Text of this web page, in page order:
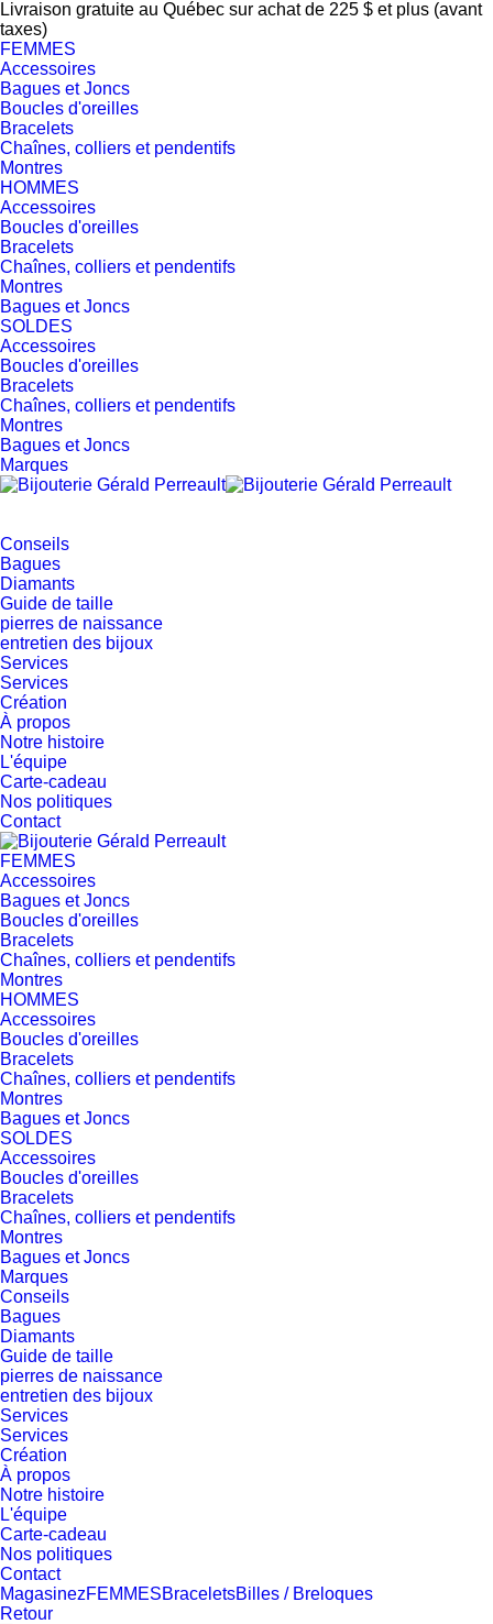
Livraison gratuite au Québec sur achat de 225 $ et plus (avant
taxes)
FEMMES
Accessoires
Bagues et Joncs
Boucles d'oreilles
Bracelets
Chaînes, colliers et pendentifs
Montres
HOMMES
Accessoires
Boucles d'oreilles
Bracelets
Chaînes, colliers et pendentifs
Montres
Bagues et Joncs
SOLDES
Accessoires
Boucles d'oreilles
Bracelets
Chaînes, colliers et pendentifs
Montres
Bagues et Joncs
Marques
Conseils
Bagues
Diamants
Guide de taille
pierres de naissance
entretien des bijoux
Services
Services
Création
À propos
Notre histoire
L'équipe
Carte-cadeau
Nos politiques
Contact
FEMMES
Accessoires
Bagues et Joncs
Boucles d'oreilles
Bracelets
Chaînes, colliers et pendentifs
Montres
HOMMES
Accessoires
Boucles d'oreilles
Bracelets
Chaînes, colliers et pendentifs
Montres
Bagues et Joncs
SOLDES
Accessoires
Boucles d'oreilles
Bracelets
Chaînes, colliers et pendentifs
Montres
Bagues et Joncs
Marques
Conseils
Bagues
Diamants
Guide de taille
pierres de naissance
entretien des bijoux
Services
Services
Création
À propos
Notre histoire
L'équipe
Carte-cadeau
Nos politiques
Contact
MagasinezFEMMESBraceletsBilles / Breloques
Retour